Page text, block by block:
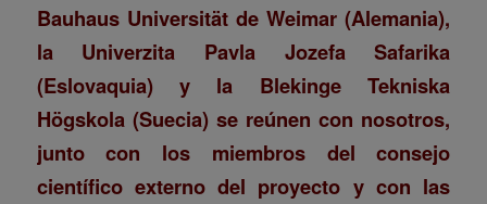
Bauhaus Universität de Weimar (Alemania),
la Univerzita Pavla Jozefa Safarika
(Eslovaquia) y la Blekinge Tekniska
Högskola (Suecia) se reúnen con nosotros,
junto con los miembros del consejo
científico externo del proyecto y con las